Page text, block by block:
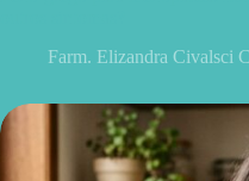
Farm. Elizandra Civalsci